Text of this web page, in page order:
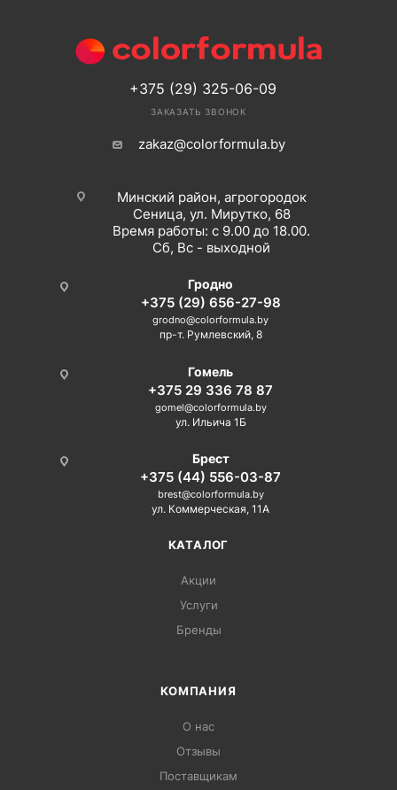
+375 (29) 325-06-09
ЗАКАЗАТЬ ЗВОНОК
zakaz@colorformula.by
Минский район, агрогородок
Сеница, ул. Мирутко, 68
Время работы: с 9.00 до 18.00.
Сб, Вс - выходной
Гродно
+375 (29) 656-27-98
grodno@colorformula.by
пр-т. Румлевский, 8
Гомель
+375 29 336 78 87
gomel@colorformula.by
ул. Ильича 1Б
Брест
+375 (44) 556-03-87
brest@colorformula.by
ул. Коммерческая, 11А
КАТАЛОГ
Акции
Услуги
Бренды
КОМПАНИЯ
О нас
Отзывы
Поставщикам